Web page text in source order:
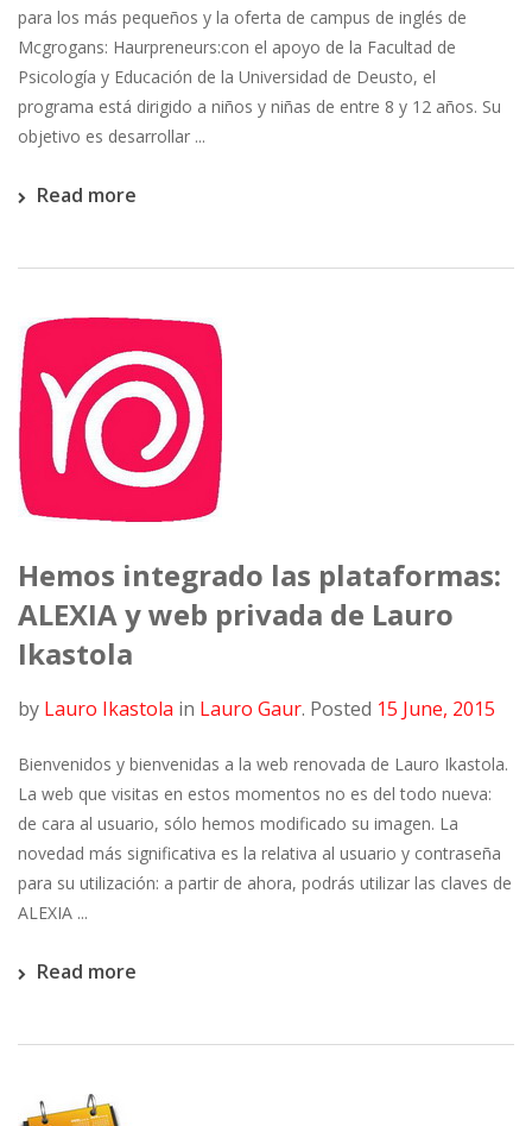
para los más pequeños y la oferta de campus de inglés de
Mcgrogans: Haurpreneurs:con el apoyo de la Facultad de
Psicología y Educación de la Universidad de Deusto, el
programa está dirigido a niños y niñas de entre 8 y 12 años. Su
objetivo es desarrollar ...
Read more
Hemos integrado las plataformas:
ALEXIA y web privada de Lauro
Ikastola
by Lauro Ikastola in Lauro Gaur. Posted 15 June, 2015
Bienvenidos y bienvenidas a la web renovada de Lauro Ikastola.
La web que visitas en estos momentos no es del todo nueva:
de cara al usuario, sólo hemos modificado su imagen. La
novedad más significativa es la relativa al usuario y contraseña
para su utilización: a partir de ahora, podrás utilizar las claves de
ALEXIA ...
Read more